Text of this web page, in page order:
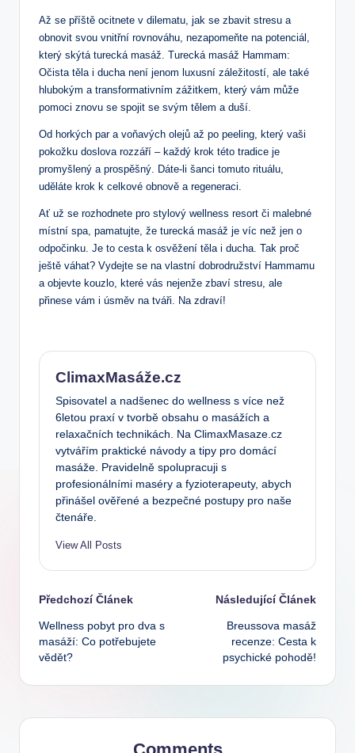
Až se příště ocitnete v dilematu,‍ jak se zbavit‍ stresu a
⁤obnovit svou vnitřní ‌rovnováhu,‍ nezapomeňte na ‍potenciál,
který‌ skýtá turecká masáž. Turecká masáž ⁤Hammam:
Očista těla i ducha není jenom luxusní záležitostí, ale ⁤také
hlubokým a transformativním zážitkem, který vám může
pomoci znovu se spojit⁤ se svým tělem a duší.
Od horkých ‌par a ⁤voňavých⁢ olejů‍ až po peeling, ‌který vaši
pokožku doslova rozzáří – každý krok této tradice je
promyšlený a prospěšný. Dáte-li ⁣šanci tomuto rituálu,
⁣uděláte krok k⁤ celkové obnově a regeneraci.
Ať už se rozhodnete​ pro stylový wellness resort či malebné‌
místní spa, ⁢pamatujte, že turecká masáž je víc než jen o
odpočinku. Je to cesta k osvěžení těla i ducha.‍ Tak proč
ještě váhat? Vydejte se na vlastní dobrodružství Hammamu‍
a objevte kouzlo, které ⁢vás nejenže zbaví stresu, ‍ale
‍přinese ⁣vám ​i úsměv na tváři. Na zdraví!
ClimaxMasáže.cz
Spisovatel a nadšenec do wellness s více než
6letou praxí v tvorbě obsahu o masážích a
relaxačních technikách. Na ClimaxMasaze.cz
vytvářím praktické návody a tipy pro domácí
masáže. Pravidelně spolupracuji s
profesionálními maséry a fyzioterapeuty, abych
přinášel ověřené a bezpečné postupy pro naše
čtenáře.
View All Posts
Post
navigation
Předchozí Článek
Wellness pobyt pro dva s
masáží: Co potřebujete
vědět?
Následující Článek
Breussova masáž
recenze: Cesta k
psychické pohodě!